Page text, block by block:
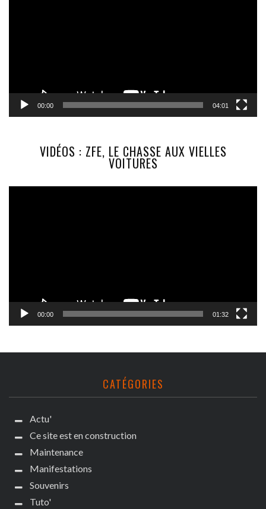
00:00 04:01
VIDÉOS : ZFE, LE CHASSE AUX VIELLES
VOITURES
00:00 01:32
CATÉGORIES
Actu'
Ce site est en construction
Maintenance
Manifestations
Souvenirs
Tuto'